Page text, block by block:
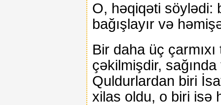
O, həqiqəti söylədi:
bağışlayır və
Bir daha üç
çəkilmişdir, sağında
Quldurlardan biri
xilas oldu, o biri isə